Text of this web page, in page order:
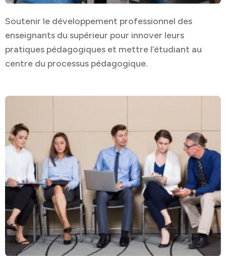
Soutenir le développement professionnel des
enseignants du supérieur pour innover leurs
pratiques pédagogiques et mettre l’étudiant au
centre du processus pédagogique.